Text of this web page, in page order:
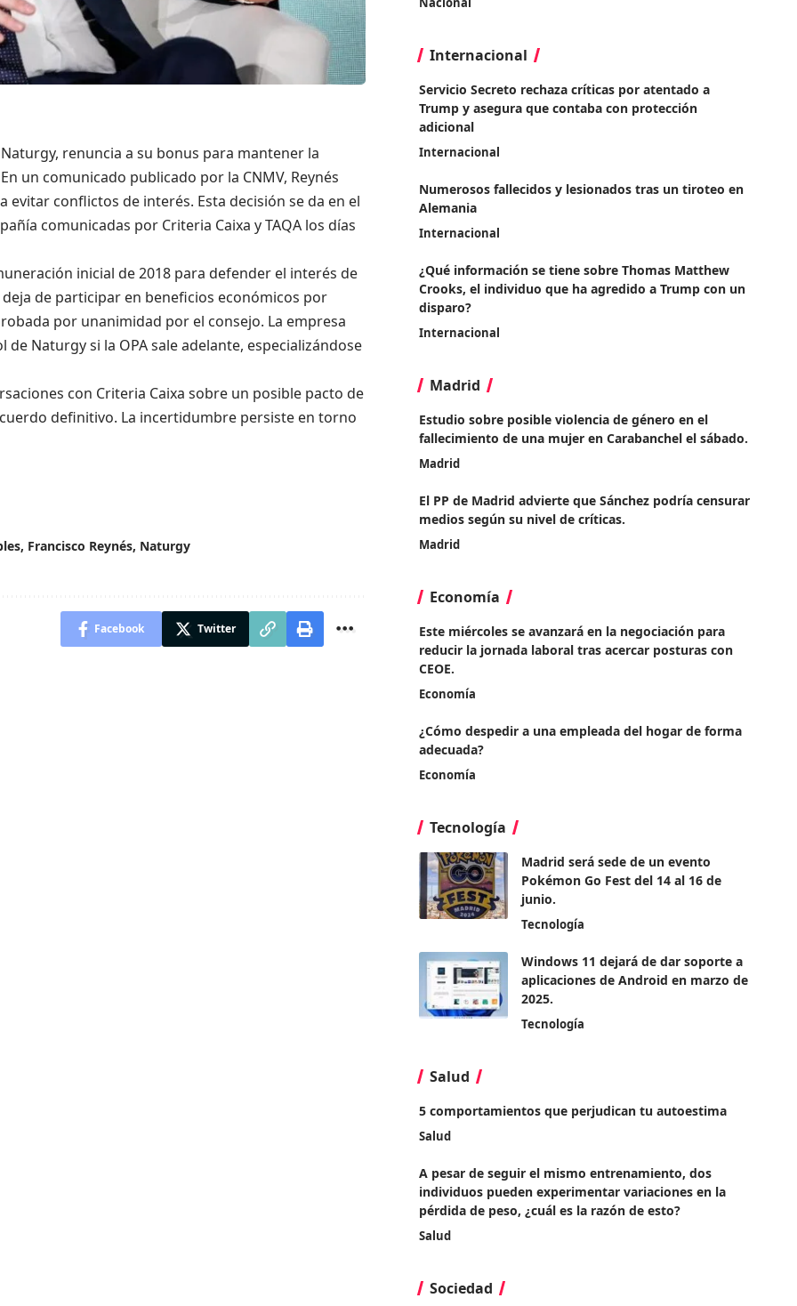
renuncia a su bonus para mantener la
un comunicado publicado por la CNMV, Reynés
conflictos de interés. Esta decisión se da en el
comunicadas por Criteria Caixa y TAQA los días
inicial de 2018 para defender el interés de
de participar en beneficios económicos por
por unanimidad por el consejo. La empresa
Naturgy si la OPA sale adelante, especializándose
con Criteria Caixa sobre un posible pacto de
definitivo. La incertidumbre persiste en torno
, Francisco Reynés, Naturgy
Facebook Twitter
Internacional
Servicio Secreto rechaza críticas por atentado a
Trump y asegura que contaba con protección
adicional
Internacional
Numerosos fallecidos y lesionados tras un tiroteo en
Alemania
Internacional
¿Qué información se tiene sobre Thomas Matthew
Crooks, el individuo que ha agredido a Trump con un
disparo?
Internacional
Madrid
Estudio sobre posible violencia de género en el
fallecimiento de una mujer en Carabanchel el sábado.
Madrid
El PP de Madrid advierte que Sánchez podría censurar
medios según su nivel de críticas.
Madrid
Economía
Este miércoles se avanzará en la negociación para
reducir la jornada laboral tras acercar posturas con
CEOE.
Economía
¿Cómo despedir a una empleada del hogar de forma
adecuada?
Economía
Tecnología
Madrid será sede de un evento
Pokémon Go Fest del 14 al 16 de
junio.
Tecnología
Windows 11 dejará de dar soporte a
aplicaciones de Android en marzo de
2025.
Tecnología
Salud
5 comportamientos que perjudican tu autoestima
Salud
A pesar de seguir el mismo entrenamiento, dos
individuos pueden experimentar variaciones en la
pérdida de peso, ¿cuál es la razón de esto?
Salud
Sociedad